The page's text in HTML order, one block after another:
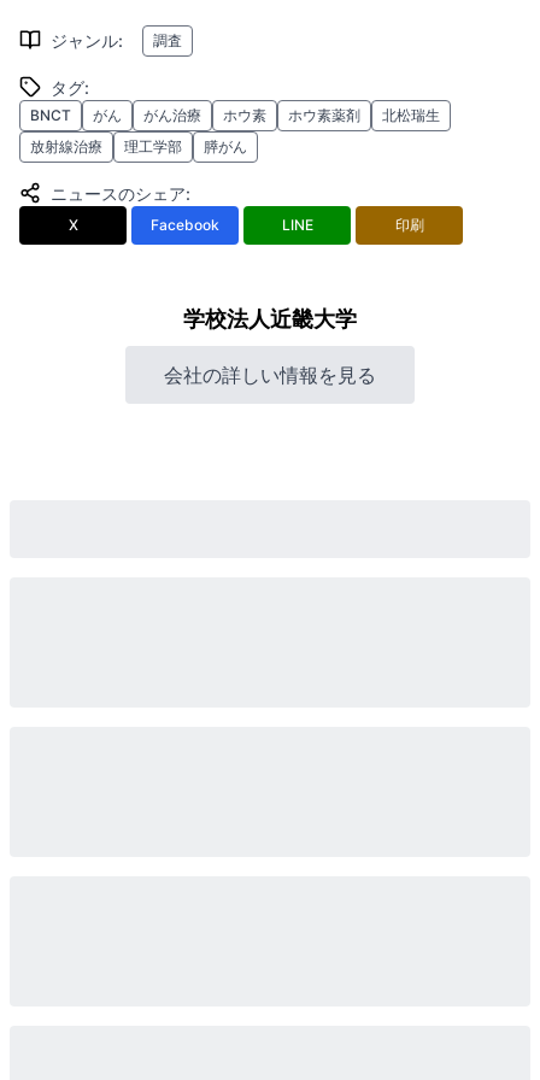
ジャンル: 調査
タグ:
BNCT がん がん治療 ホウ素 ホウ素薬剤
北松瑞生
放射線治療
理工学部 膵がん
ニュースのシェア:
X Facebook LINE 印刷
学校法人近畿大学
会社の詳しい情報を見る